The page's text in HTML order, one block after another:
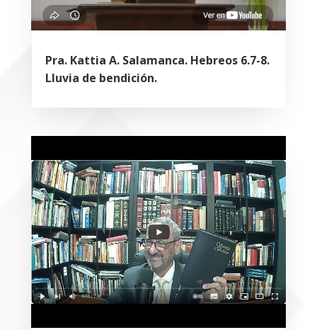
Pra. Kattia A. Salamanca. Hebreos 6.7-8.
Lluvia de bendición.